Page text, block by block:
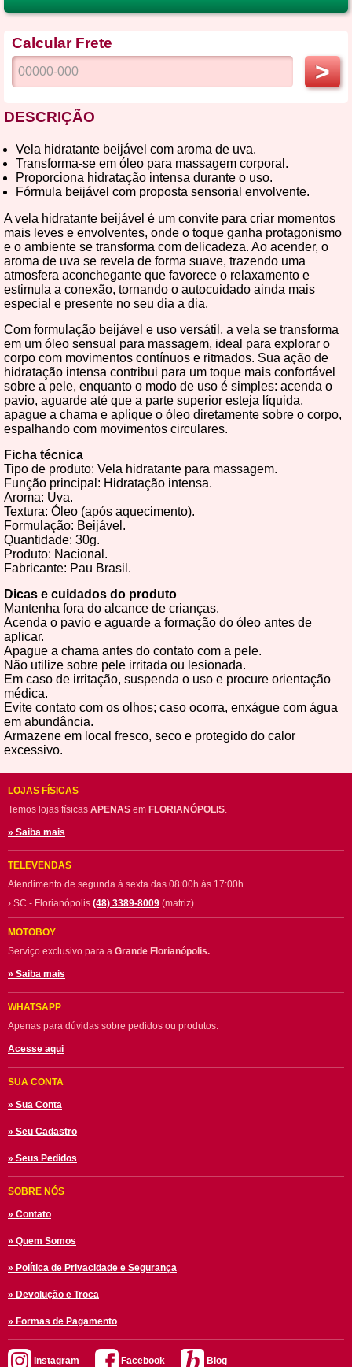
Calcular Frete
>
DESCRIÇÃO
Vela hidratante beijável com aroma de uva.
Transforma-se em óleo para massagem corporal.
Proporciona hidratação intensa durante o uso.
Fórmula beijável com proposta sensorial envolvente.
A vela hidratante beijável é um convite para criar momentos
mais leves e envolventes, onde o toque ganha protagonismo
e o ambiente se transforma com delicadeza. Ao acender, o
aroma de uva se revela de forma suave, trazendo uma
atmosfera aconchegante que favorece o relaxamento e
estimula a conexão, tornando o autocuidado ainda mais
especial e presente no seu dia a dia.
Com formulação beijável e uso versátil, a vela se transforma
em um óleo sensual para massagem, ideal para explorar o
corpo com movimentos contínuos e ritmados. Sua ação de
hidratação intensa contribui para um toque mais confortável
sobre a pele, enquanto o modo de uso é simples: acenda o
pavio, aguarde até que a parte superior esteja líquida,
apague a chama e aplique o óleo diretamente sobre o corpo,
espalhando com movimentos circulares.
Ficha técnica
Tipo de produto: Vela hidratante para massagem.
Função principal: Hidratação intensa.
Aroma: Uva.
Textura: Óleo (após aquecimento).
Formulação: Beijável.
Quantidade: 30g.
Produto: Nacional.
Fabricante: Pau Brasil.
Dicas e cuidados do produto
Mantenha fora do alcance de crianças.
Acenda o pavio e aguarde a formação do óleo antes de
aplicar.
Apague a chama antes do contato com a pele.
Não utilize sobre pele irritada ou lesionada.
Em caso de irritação, suspenda o uso e procure orientação
médica.
Evite contato com os olhos; caso ocorra, enxágue com água
em abundância.
Armazene em local fresco, seco e protegido do calor
excessivo.
LOJAS FÍSICAS
Temos lojas físicas APENAS em FLORIANÓPOLIS.
» Saiba mais
TELEVENDAS
Atendimento de segunda à sexta das 08:00h às 17:00h.
› SC - Florianópolis (48) 3389-8009 (matriz)
MOTOBOY
Serviço exclusivo para a Grande Florianópolis.
» Saiba mais
WHATSAPP
Apenas para dúvidas sobre pedidos ou produtos:
Acesse aqui
SUA CONTA
» Sua Conta
» Seu Cadastro
» Seus Pedidos
SOBRE NÓS
» Contato
» Quem Somos
» Política de Privacidade e Segurança
» Devolução e Troca
» Formas de Pagamento
Instagram Facebook Blog